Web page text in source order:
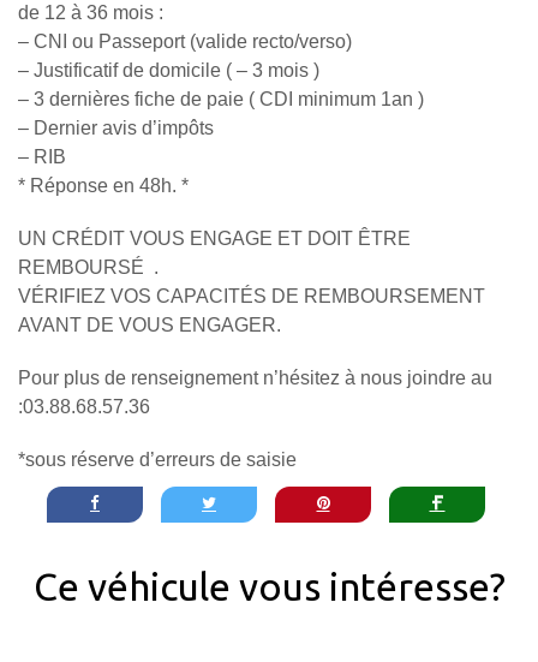
de 12 à 36 mois :
– CNI ou Passeport (valide recto/verso)
– Justificatif de domicile ( – 3 mois )
– 3 dernières fiche de paie ( CDI minimum 1an )
– Dernier avis d’impôts
– RIB
* Réponse en 48h. *
UN CRÉDIT VOUS ENGAGE ET DOIT ÊTRE
REMBOURSÉ .
VÉRIFIEZ VOS CAPACITÉS DE REMBOURSEMENT
AVANT DE VOUS ENGAGER.
Pour plus de renseignement n’hésitez à nous joindre au
:03.88.68.57.36
*sous réserve d’erreurs de saisie
Ce véhicule vous intéresse?